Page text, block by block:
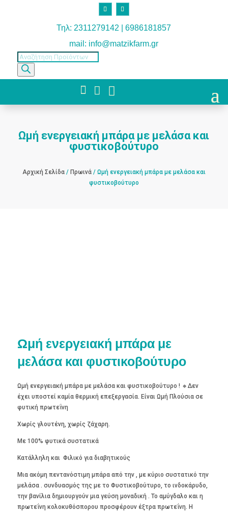
Τηλ: 2311279142 | 6986181857
mail: info@matzikfarm.gr
Products
search
  
Ωμή ενεργειακή μπάρα με μελάσα και
φυστικοβούτυρο
Αρχική Σελίδα/ Πρωινά/ Ωμή ενεργειακή μπάρα με μελάσα και
φυστικοβούτυρο
Ωμή ενεργειακή μπάρα με
μελάσα και φυστικοβούτυρο
Ωμή ενεργειακή μπάρα με μελάσα και φυστικοβούτυρο ! 🔸Δεν
έχει υποστεί καμία θερμική επεξεργασία. Είναι Ωμή Πλούσια σε
φυτική πρωτεΐνη
Χωρίς γλουτένη, χωρίς ζάχαρη.
Με 100% φυτικά συστατικά
Κατάλληλη και Φιλικό για διαβητικούς
Μια ακόμη πεντανόστιμη μπάρα από την , με κύριο συστατικό την
μελάσα . συνδυασμός της με το Φυστικοβούτυρο, το ινδοκάρυδο,
την βανίλια δημιουργούν μια γεύση μοναδική . Το αμύγδαλο και η
πρωτεΐνη κολοκυθόσπορου προσφέρουν έξτρα πρωτεΐνη. Η